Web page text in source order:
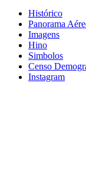
Histórico
Panorama
Imagens
Hino
Simbolos
Censo
Instagram